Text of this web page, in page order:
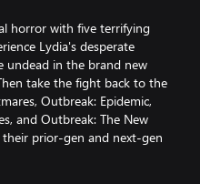
horror with five terrifying
Lydia's desperate
undead in the brand new
take the fight back to the
Outbreak: Epidemic,
and Outbreak: The New
prior-gen and next-gen